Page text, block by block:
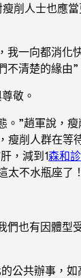
人士也應
一向都消
不清楚的緣由”
敬。
”趙軍說，
瘦削人群在等
，減到1森和
太不水瓶座了
也有因體
公共辦事，